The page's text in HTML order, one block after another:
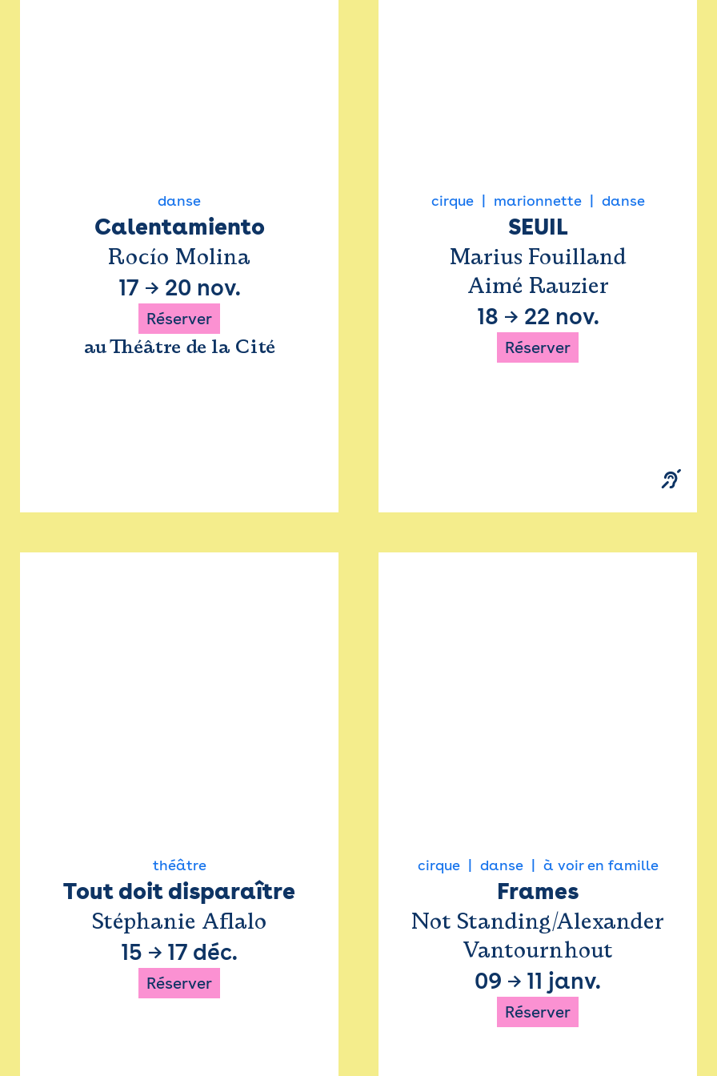
danse
Calentamiento
Rocío Molina
17 → 20 nov.
Réserver
au Théâtre de la Cité
cirque marionnette danse
SEUIL
Marius Fouilland
Aimé Rauzier
18 → 22 nov.
Réserver
théâtre
Tout doit disparaître
Stéphanie Aflalo
15 → 17 déc.
Réserver
cirque danse à voir en famille
Frames
Not Standing/Alexander
Vantournhout
09 → 11 janv.
Réserver